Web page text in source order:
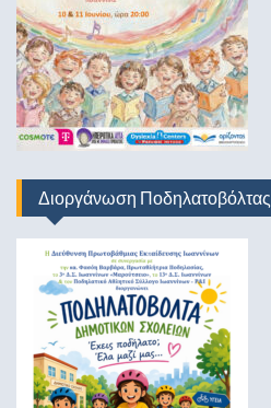
Διοργάνωση Ποδηλατοβόλτας